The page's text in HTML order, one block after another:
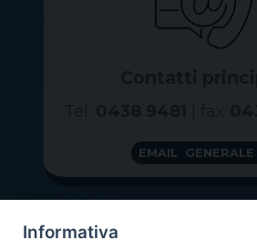
EMAIL GENERALE
Informativa